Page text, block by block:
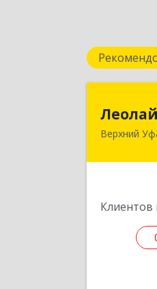
Верхний
Клиентов